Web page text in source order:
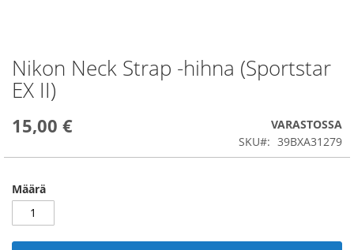
Nikon Neck Strap -hihna (Sportstar
EX II)
15,00 €
VARASTOSSA
SKU
39BXA31279
Määrä
Skip
to
the
of